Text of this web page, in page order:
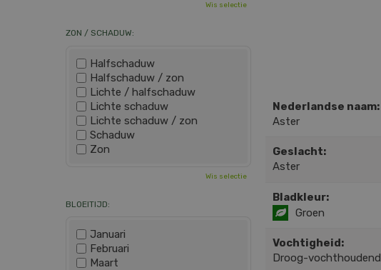
Nederlandse naam:
Aster
Geslacht:
Aster
Bladkleur:
Groen
Vochtigheid:
Droog-vochthoudend
Wis selectie
ZON / SCHADUW:
Halfschaduw
Halfschaduw / zon
Lichte / halfschaduw
Lichte schaduw
Lichte schaduw / zon
Schaduw
Zon
Wis selectie
BLOEITIJD:
Januari
Februari
Maart